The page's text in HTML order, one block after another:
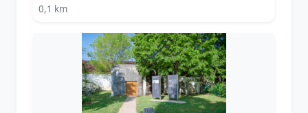
0,1 km